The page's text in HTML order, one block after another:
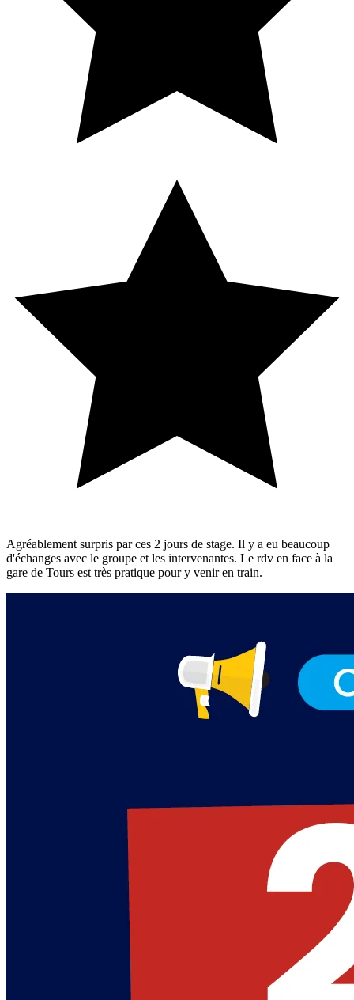
Agréablement surpris par ces 2 jours de stage. Il y a eu beaucoup
d'échanges avec le groupe et les intervenantes. Le rdv en face à la
gare de Tours est très pratique pour y venir en train.